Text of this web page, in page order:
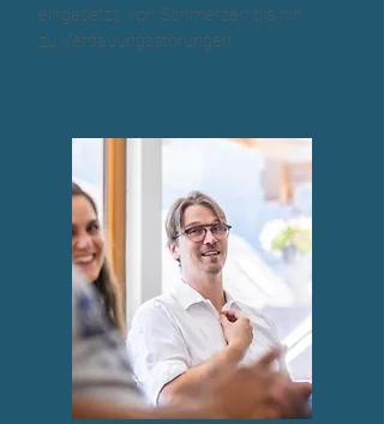
eingesetzt, von Schmerzen bis hin
zu Verdauungsstörungen.